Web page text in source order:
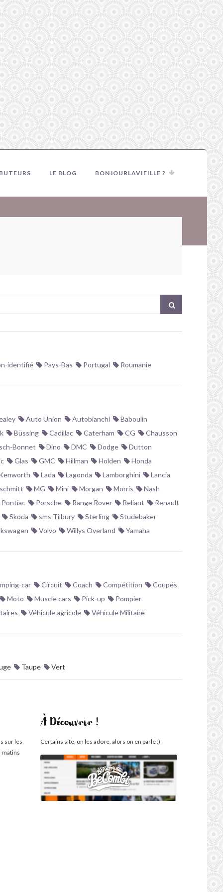
LE BLOG BONJOURLAVIEILLE ?
identifié Pays-Bas Portugal Roumanie
Auto Union Autobianchi
Baboulin
Büssing Cadillac Caterham CG
Chausson
Bonnet
Dino DMC Dodge
Dutton
Glas GMC Hillman Holden
Honda
Lada Lagonda Lamborghini
Lancia
MG Mini Morgan Morris
Nash
Pontiac
Porsche Range Rover Reliant
Renault
Skoda
sms Tilbury Sterling
Studebaker
Volvo Willys Overland Yamaha
car Circuit Coach Compétition
Coupés
Moto
Muscle cars Pick-up
Pompier
Véhicule agricole Véhicule Militaire
Taupe Vert
sur les
matins
À Découvrir !
Certains site, on les adore, alors on en parle ;)